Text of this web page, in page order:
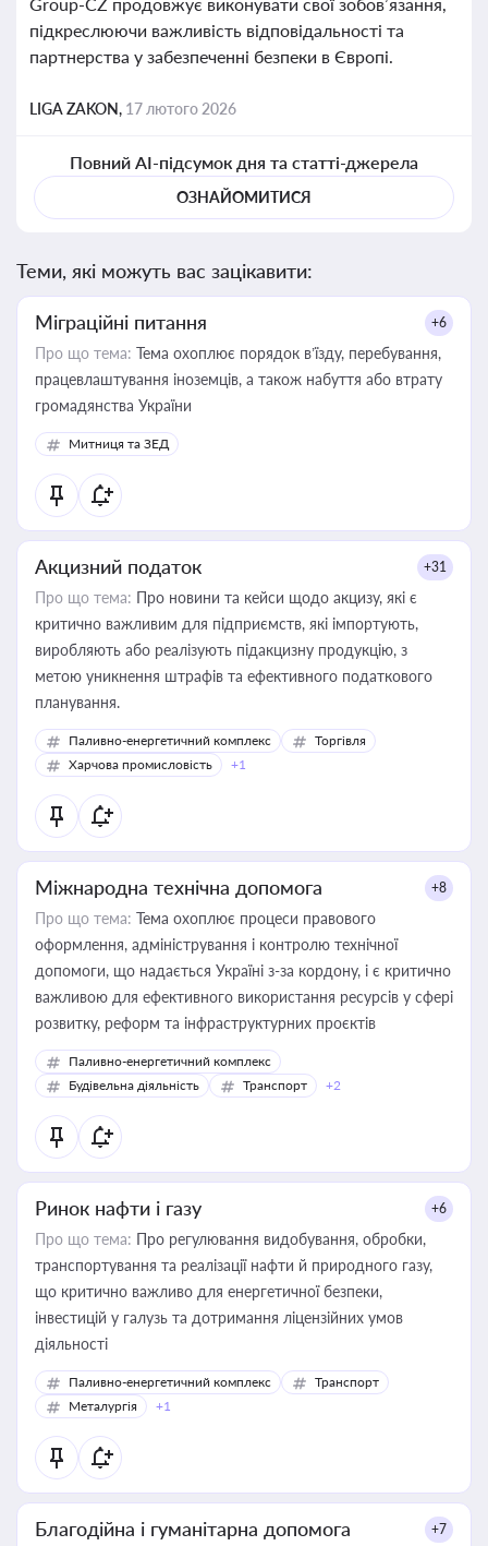
підкреслюючи важливість відповідальності та
партнерства у забезпеченні безпеки в Європі.
LIGA ZAKON, 17 лютого 2026
Повний AI-підсумок дня та статті-джерела
ОЗНАЙОМИТИСЯ
Теми, які можуть вас зацікавити:
Міграційні питання +6
Про що тема: Тема охоплює порядок в’їзду, перебування,
працевлаштування іноземців, а також набуття або втрату
громадянства України
Митниця та ЗЕД
Акцизний податок +31
Про що тема: Про новини та кейси щодо акцизу, які є
критично важливим для підприємств, які імпортують,
виробляють або реалізують підакцизну продукцію, з
метою уникнення штрафів та ефективного податкового
планування.
Паливно-енергетичний комплекс
Торгівля
Харчова промисловість
+1
Міжнародна технічна допомога +8
Про що тема: Тема охоплює процеси правового
оформлення, адміністрування і контролю технічної
допомоги, що надається Україні з-за кордону, і є критично
важливою для ефективного використання ресурсів у сфері
розвитку, реформ та інфраструктурних проєктів
Паливно-енергетичний комплекс
Будівельна діяльність
Транспорт +2
Ринок нафти і газу +6
Про що тема: Про регулювання видобування, обробки,
транспортування та реалізації нафти й природного газу,
що критично важливо для енергетичної безпеки,
інвестицій у галузь та дотримання ліцензійних умов
діяльності
Паливно-енергетичний комплекс
Транспорт
Металургія
+1
Благодійна і гуманітарна допомога +7